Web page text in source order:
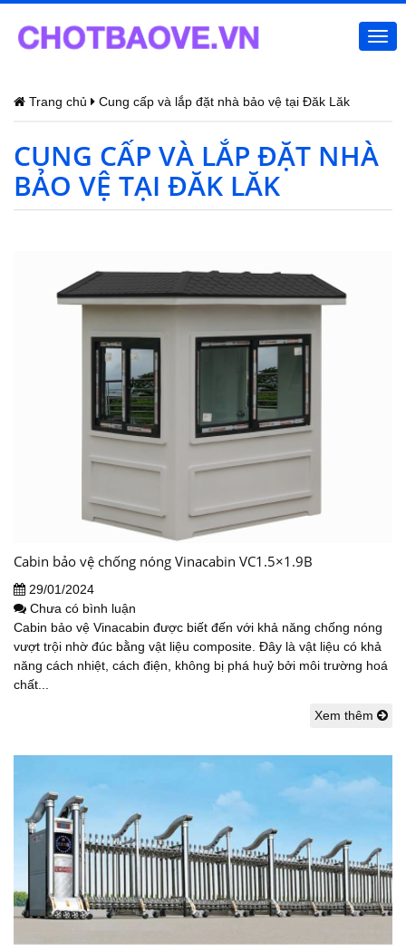
Trang chủ Cung cấp và lắp đặt nhà bảo vệ tại Đăk Lăk
CUNG CẤP VÀ LẮP ĐẶT NHÀ
BẢO VỆ TẠI ĐĂK LĂK
Cabin bảo vệ chống nóng Vinacabin VC1.5×1.9B
29/01/2024
Chưa có bình luận
Cabin bảo vệ Vinacabin được biết đến với khả năng chống nóng
vượt trội nhờ đúc bằng vật liệu composite. Đây là vật liệu có khả
năng cách nhiệt, cách điện, không bị phá huỷ bởi môi trường hoá
chất...
Xem thêm